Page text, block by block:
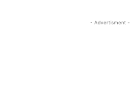
- Advertisment -